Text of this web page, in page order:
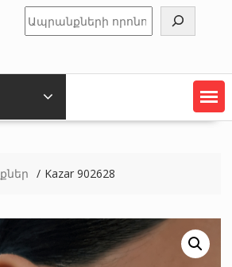
Որոնել
Kazar 902628